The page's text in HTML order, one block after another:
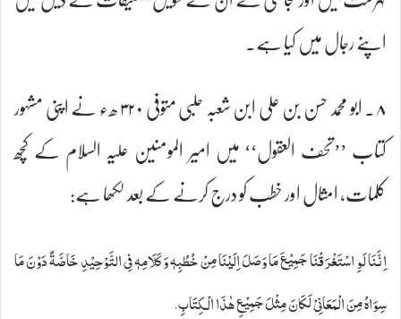
اپنے رجال میں کیا ہے۔
۸۔ ابو محمد حسن بن علی ابن شعبہ حلبی متوفی ۳۲۰ ھء نے اپنی مشہور
کتاب ’’تحف العقول‘‘ میں امیر المومنین علیہ السلام کے کچھ
کلمات، امثال اور خطب کو درج کرنے کے بعد لکھا ہے:
اِنَّنَا لَوِ اسْتَغْرَقْنَا جَمِيْعَ مَا وَصَلَ اِلَيْنَا مِنْ خُطُبِهٖ وَ كَلَامِهٖ فِی التَّوْحِيْدِ خَاصَّةً دَوْنَ مَا
سِوَاهُ مِنَ الْمَعَانِیْ لَكَانَ مِثْلَ جَمِيْعِ هٰذَا الْكِتَابِ‏.